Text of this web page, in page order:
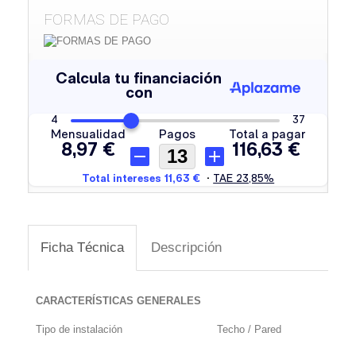
FORMAS DE PAGO
Ficha Técnica Descripción
CARACTERÍSTICAS GENERALES
Tipo de instalación Techo / Pared